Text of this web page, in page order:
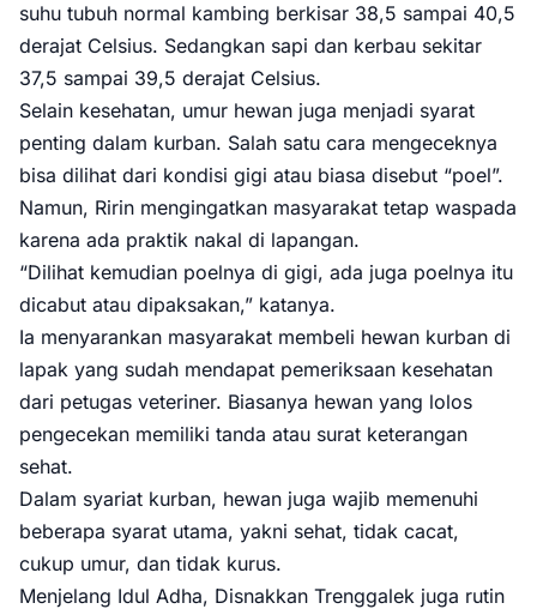
suhu tubuh normal kambing berkisar 38,5 sampai 40,5
derajat Celsius. Sedangkan sapi dan kerbau sekitar
37,5 sampai 39,5 derajat Celsius.
Selain kesehatan, umur hewan juga menjadi syarat
penting dalam kurban. Salah satu cara mengeceknya
bisa dilihat dari kondisi gigi atau biasa disebut “poel”.
Namun, Ririn mengingatkan masyarakat tetap waspada
karena ada praktik nakal di lapangan.
“Dilihat kemudian poelnya di gigi, ada juga poelnya itu
dicabut atau dipaksakan,” katanya.
Ia menyarankan masyarakat membeli hewan kurban di
lapak yang sudah mendapat pemeriksaan kesehatan
dari petugas veteriner. Biasanya hewan yang lolos
pengecekan memiliki tanda atau surat keterangan
sehat.
Dalam syariat kurban, hewan juga wajib memenuhi
beberapa syarat utama, yakni sehat, tidak cacat,
cukup umur, dan tidak kurus.
Menjelang Idul Adha, Disnakkan Trenggalek juga rutin